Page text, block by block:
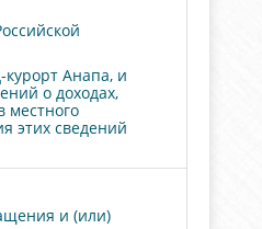
Анапа, и
о доходах,
местного
этих сведений
и (или)